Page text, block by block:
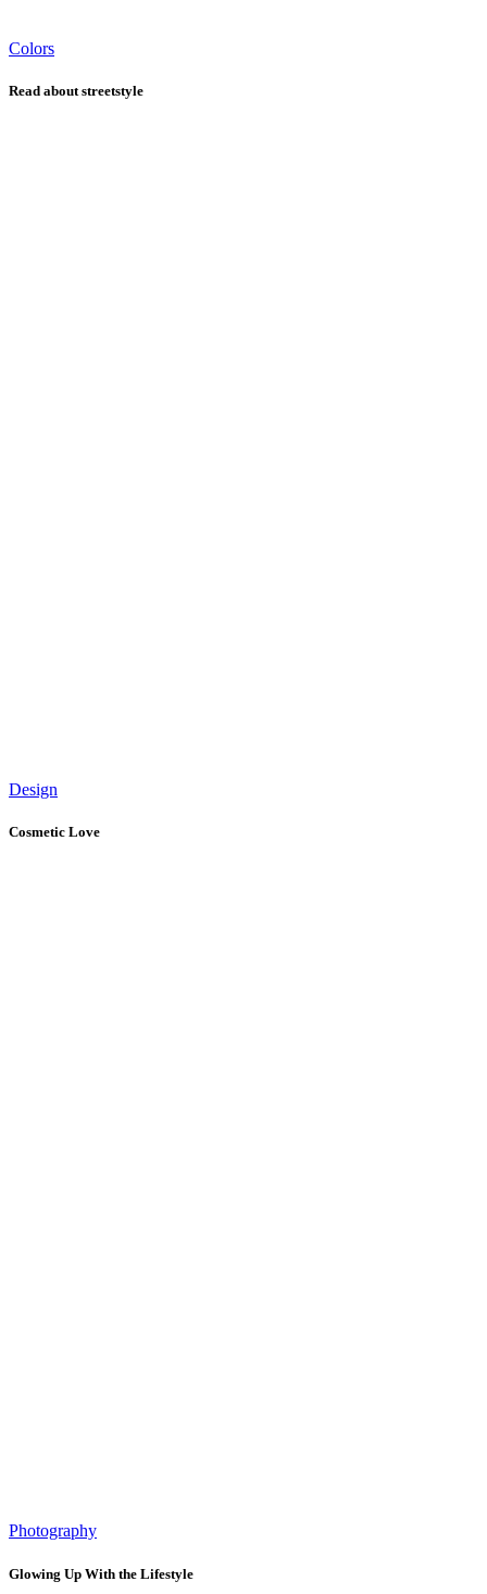
Colors
Read about streetstyle
Design
Cosmetic Love
Photography
Glowing Up With the Lifestyle